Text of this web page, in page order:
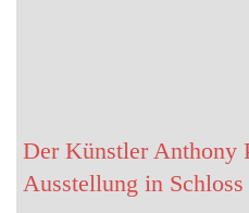
Der Künstler Anthony
Ausstellung in